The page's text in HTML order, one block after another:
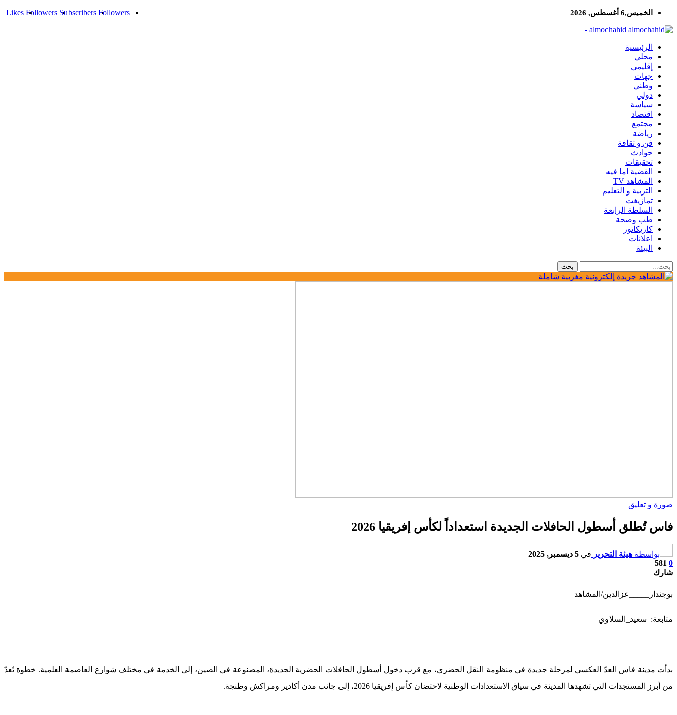
Likes Followers Subscribers Followers الخميس,6 أغسطس, 2026
almochahid -
الرئيسية
محلي
إقليمي
جهات
وطني
دولي
سياسة
اقتصاد
مجتمع
رياضة
فن و ثقافة
حوادث
تحقيقات
القضية اما فيه
المشاهد TV
التربية و التعليم
تمازيغت
السلطة الرابعة
طب وصحة
كاريكاتور
اعلانات
البيئة
صورة و تعليق
فاس تُطلق أسطول الحافلات الجديدة استعداداً لكأس إفريقيا 2026
بواسطة هيئة التحرير في 5 ديسمبر, 2025
0
581
شارك
بوجندار_____عزالدين/المشاهد
متابعة: سعيد_السلاوي
بدأت مدينة فاس العدّ العكسي لمرحلة جديدة في منظومة النقل الحضري، مع قرب دخول أسطول الحافلات الحضرية الجديدة، المصنوعة في الصين، إلى الخدمة في مختلف شوارع العاصمة العلمية. خطوة تُعدّ
من أبرز المستجدات التي تشهدها المدينة في سياق الاستعدادات الوطنية لاحتضان كأس إفريقيا 2026، إلى جانب مدن أكادير ومراكش وطنجة.